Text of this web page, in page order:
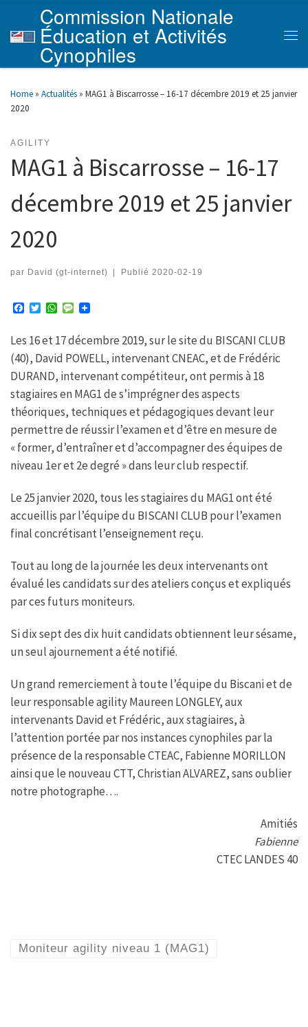
Skip to content
Commission Nationale
Éducation et Activités
Cynophiles
Home » Actualités » MAG1 à Biscarrosse – 16-17 décembre 2019 et 25 janvier
2020
AGILITY
MAG1 à Biscarrosse – 16-17
décembre 2019 et 25 janvier
2020
par David (gt-internet) Publié 2020-02-19
e
b
o
o
T
t
t
e
r
W
t
s
A
p
p
M
s
a
g
e
Les 16 et 17 décembre 2019, sur le site du BISCANI CLUB
(40), David POWELL, intervenant CNEAC, et de Frédéric
DURAND, intervenant compétiteur, ont permis à 18
stagiaires en MAG1 de s’imprégner des aspects
théoriques, techniques et pédagogiques devant leur
permettre de réussir l’examen et d’être en mesure de
« former, d’entraîner et d’accompagner des équipes de
niveau 1er et 2e degré » dans leur club respectif.
Le 25 janvier 2020, tous les stagiaires du MAG1 ont été
accueillis par l’équipe du BISCANI CLUB pour l’examen
final concrétisant l’enseignement reçu.
Tout au long de la journée les deux intervenants ont
évalué les candidats sur des ateliers conçus et expliqués
par ces futurs moniteurs.
Si dix sept des dix huit candidats obtiennent leur sésame,
un seul ajournement a été notifié.
Un grand remerciement à toute l’équipe du Biscani et de
leur responsable agility Maureen LONGLEY, aux
intervenants David et Frédéric, aux stagiaires, à
l’attention portée par nos instances cynophiles par la
présence de la responsable CTEAC, Fabienne MORILLON
ainsi que le nouveau CTT, Christian ALVAREZ, sans oublier
notre photographe….
Amitiés
Fabienne
CTEC LANDES 40
Moniteur agility niveau 1 (MAG1)